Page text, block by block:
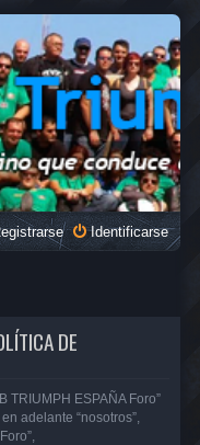
Identificarse
DE
TRIUMPH ESPAÑA Foro”
adelante “nosotros”,